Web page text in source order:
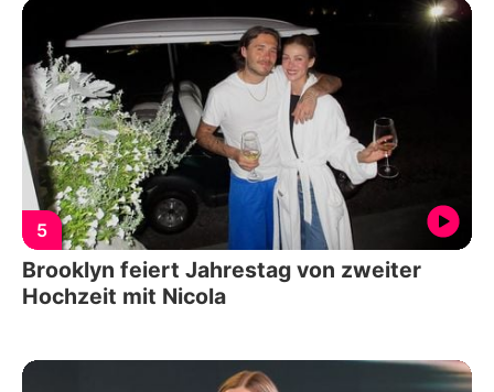
5
Brooklyn feiert Jahrestag von zweiter
Hochzeit mit Nicola